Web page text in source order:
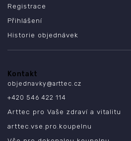
Registrace
Přihlášení
Historie objednávek
Kontakt
objednavky@arttec.cz
+420 546 422 114
Arttec pro Vaše zdraví a vitalitu
arttec.vse.pro.koupelnu